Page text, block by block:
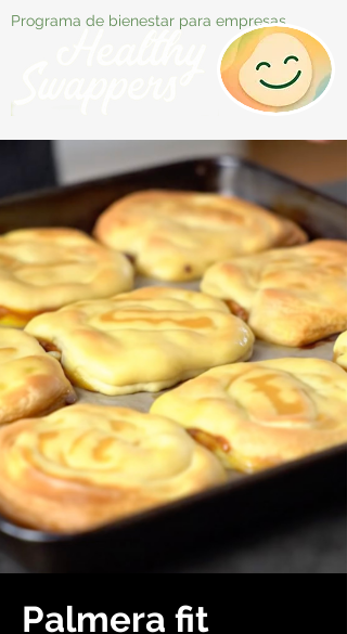
Programa de bienestar para empresas
Palmera fit